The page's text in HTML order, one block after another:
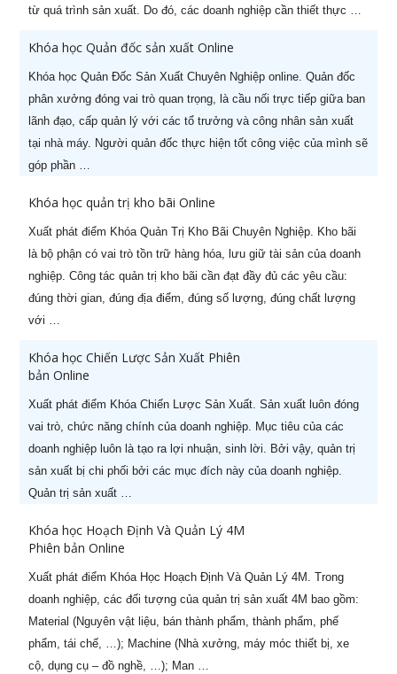
từ quá trình sản xuất. Do đó, các doanh nghiệp cần thiết thực …
Khóa học Quản đốc sản xuất Online
Khóa học Quản Đốc Sản Xuất Chuyên Nghiệp online. Quản đốc
phân xưởng đóng vai trò quan trọng, là cầu nối trực tiếp giữa ban
lãnh đạo, cấp quản lý với các tổ trưởng và công nhân sản xuất
tại nhà máy. Người quản đốc thực hiện tốt công việc của mình sẽ
góp phần …
Khóa học quản trị kho bãi Online
Xuất phát điểm Khóa Quản Trị Kho Bãi Chuyên Nghiệp. Kho bãi
là bộ phận có vai trò tồn trữ hàng hóa, lưu giữ tài sản của doanh
nghiệp. Công tác quản trị kho bãi cần đạt đầy đủ các yêu cầu:
đúng thời gian, đúng địa điểm, đúng số lượng, đúng chất lượng
với …
Khóa học Chiến Lược Sản Xuất Phiên
bản Online
Xuất phát điểm Khóa Chiến Lược Sản Xuất. Sản xuất luôn đóng
vai trò, chức năng chính của doanh nghiệp. Mục tiêu của các
doanh nghiệp luôn là tạo ra lợi nhuận, sinh lời. Bởi vậy, quản trị
sản xuất bị chi phối bởi các mục đích này của doanh nghiệp.
Quản trị sản xuất …
Khóa học Hoạch Định Và Quản Lý 4M
Phiên bản Online
Xuất phát điểm Khóa Học Hoạch Định Và Quản Lý 4M. Trong
doanh nghiệp, các đối tượng của quản trị sản xuất 4M bao gồm:
Material (Nguyên vật liệu, bán thành phẩm, thành phẩm, phế
phẩm, tái chế, …); Machine (Nhà xưởng, máy móc thiết bị, xe
cộ, dụng cụ – đồ nghề, …); Man …
Ưu đãi lên tới60% cho học viên đăng ký sớm
STT
2
Khoá học CEO Giám Đốc Điều
Hành chuyên nghiệp (-60%)
05/08/2026
doanh chuyên nghiệp (-60%)
Khoá học CFO – Giám đốc Tài
24/08/2026
5
Kỹ năng Thuyết trình chuyên
nghiệp (-50%)
07/08/2026
chuyên nghiệp (-50%)
8
Khoá học Kỹ năng bán hàng
hiệu quả (-50%)
21/08/2026